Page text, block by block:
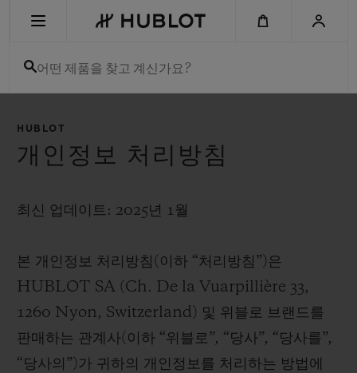
어떤 제품을 찾고 계신가요?
HUBLOT
개인정보 처리방침
최신 업데이트: 2025년 1월
본 개인정보 처리방침(이하 “처리방침”)은
HUBLOT SA (Ch. De la Vuarpillière 33,
1260 Nyon, Switzerland) 및 위블로 브랜드를
판매하는 관계사(이하 “위블로”, “당사”, “당사를”,
“당사의”)가 귀하의 개인정보를 처리하는 방법에
최근 검색이 없습니다
빅뱅 빅뱅 스피릿 오브 빅